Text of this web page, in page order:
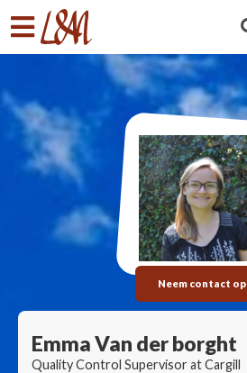
Neem contact op
Emma Van der borght
Quality Control Supervisor at Cargill